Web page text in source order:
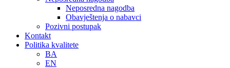
Neposredna nagodba
Obavještenja o nabavci
Pozivni postupak
Kontakt
Politika kvalitete
BA
EN